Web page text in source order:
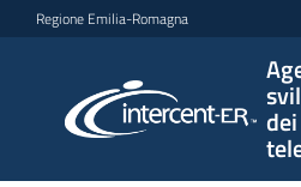
Vai al contenuto
Vai alla navigazione
Vai al footer
Regione Emilia-Romagna
per lo
sviluppo